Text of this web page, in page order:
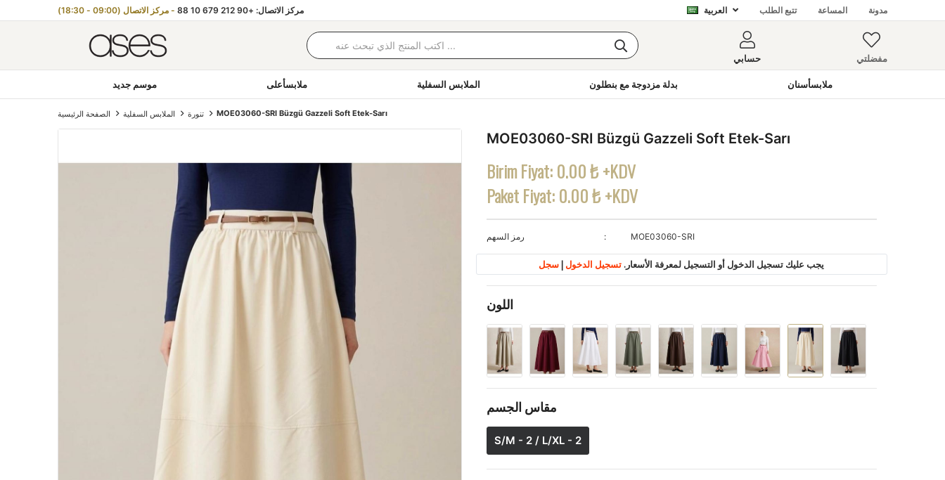
مركز الاتصال: +90 212 679 10 88 - مركز الاتصال (09:00 - 18:30) العربية تتبع الطلب المساعة مدونة
حسابي مفضلتي
موسم جديد ملابسأعلى الملابس السفلية بدلة مزدوجة مع بنطلون ملابسأسنان
الصفحة الرئيسية الملابس السفلية تنورة MOE03060-SRI Büzgü Gazzeli Soft Etek-Sarı
MOE03060-SRI Büzgü Gazzeli Soft Etek-Sarı
Birim Fiyat:0.00 ₺ +KDV
Paket Fiyat:0.00 ₺ +KDV
رمز السهم MOE03060-SRI
يجب عليك تسجيل الدخول أو التسجيل لمعرفة الأسعار. تسجيل الدخول | سجل
اللون
مقاس الجسم
S/M - 2 / L/XL - 2